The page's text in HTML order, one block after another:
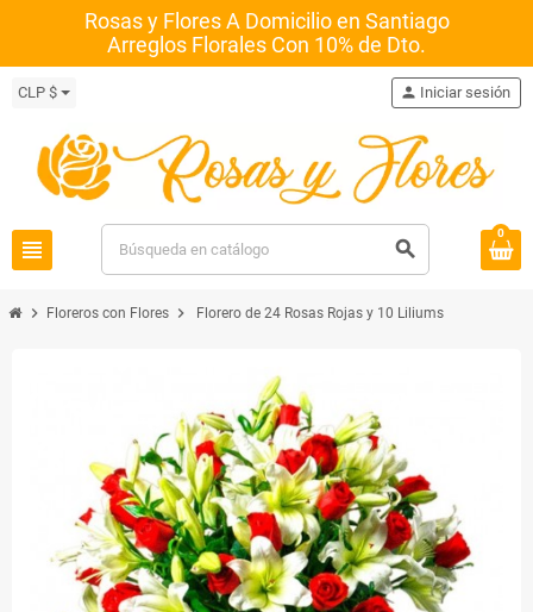
Rosas y Flores A Domicilio en Santiago
Arreglos Florales Con 10% de Dto.
CLP $
view_headline search
person Iniciar sesión
0
chevron_right Floreros con Flores chevron_right Florero de 24 Rosas Rojas y 10 Liliums